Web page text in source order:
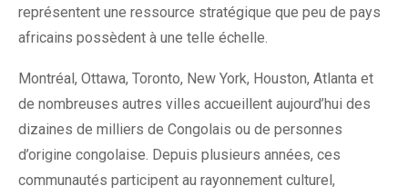
représentent une ressource stratégique que peu de pays
africains possèdent à une telle échelle.
Montréal, Ottawa, Toronto, New York, Houston, Atlanta et
de nombreuses autres villes accueillent aujourd’hui des
dizaines de milliers de Congolais ou de personnes
d’origine congolaise. Depuis plusieurs années, ces
communautés participent au rayonnement culturel,